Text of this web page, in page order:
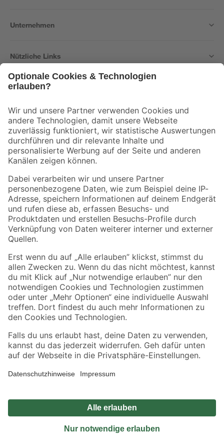
Unternehmen
Nützliche Links
Der toom Newsletter: Keine Angebote und Aktionen mehr verpassen!
Zur Newsletter Anmeldung
Folge uns
Zahlungsarten Versandarten
Sicher einkaufen
Jetzt die toom-App herunterladen
Alle Preisangaben in EUR inkl. gesetzl. MwSt.. Die dargestellten Angebote sind unter
Umständen nicht in allen Märkten verfügbar. Die angegebenen Verfügbarkeiten beziehen
Produkte nur solange der Vorrat reicht.
*Paketversand ab 59 € versandkostenfrei, gilt nicht für Artikel mit Speditionsversand, hier
Privatsphäre Impressum
Nutzungsbedingungen
Widerrufsrecht
Vertrag widerrufen